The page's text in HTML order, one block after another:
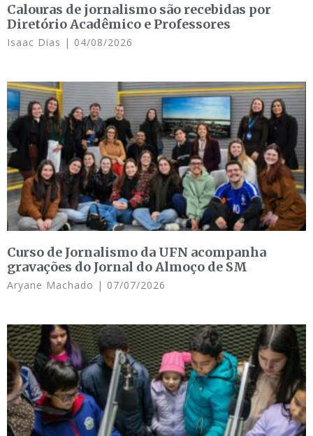
Calouras de jornalismo são recebidas por
Diretório Acadêmico e Professores
Isaac Dias 04/08/2026
Curso de Jornalismo da UFN acompanha
gravações do Jornal do Almoço de SM
Aryane Machado 07/07/2026